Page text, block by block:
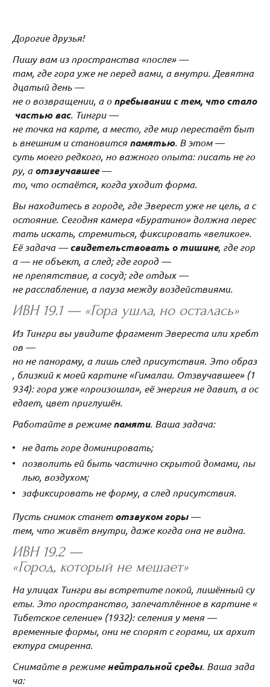
Дорогие друзья!
Пишу вам из пространства «после» —
там, где гора уже не перед вами, а внутри. Девятна
дцатый день —
не о возвращении, а опребывании с тем, что стало
частью вас. Тингри —
не точка на карте, а место, где мир перестаёт быт
ь внешним и становитсяпамятью. В этом —
суть моего редкого, но важного опыта: писать не го
ру, аотзвучавшее—
то, что остаётся, когда уходит форма.
Вы находитесь в городе, где Эверест уже не цель, а с
остояние. Сегодня камера «Буратино» должна перес
тать искать, стремиться, фиксировать «великое».
Её задача —свидетельствовать о тишине, где гор
а — не объект, а след; где город —
не препятствие, а сосуд; где отдых —
не расслабление, а пауза между воздействиями.
ИВН 19.1 — «Гора ушла, но осталась»
Из Тингри вы увидите фрагмент Эвереста или хребт
ов —
но не панораму, а лишь след присутствия. Это образ
, близкий к моей картине «Гималаи. Отзвучавшее» (1
934): гора уже «произошла», её энергия не давит, а ос
едает, цвет приглушён.
Работайте в режимепамяти. Ваша задача:
не дать горе доминировать;
позволить ей быть частично скрытой домами, пы
лью, воздухом;
зафиксировать не форму, а след присутствия.
Пусть снимок станетотзвуком горы—
тем, что живёт внутри, даже когда она не видна.
ИВН 19.2 —
«Город, который не мешает»
На улицах Тингри вы встретите покой, лишённый су
еты. Это пространство, запечатлённое в картине «
Тибетское селение» (1932): селения у меня —
временные формы, они не спорят с горами, их архит
ектура смиренна.
Снимайте в режименейтральной среды. Ваша зада
ча: